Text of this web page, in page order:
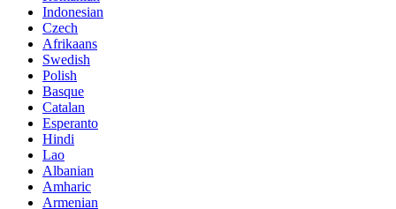
Indonesian
Czech
Afrikaans
Swedish
Polish
Basque
Catalan
Esperanto
Hindi
Lao
Albanian
Amharic
Armenian